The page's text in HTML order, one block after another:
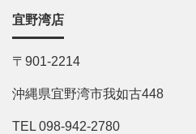
宜野湾店
〒901-2214
沖縄県宜野湾市我如古448
TEL 098-942-2780